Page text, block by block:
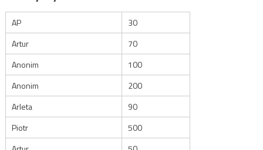
AP
30
Artur
70
Anonim
100
Anonim
200
Arleta
90
Piotr
500